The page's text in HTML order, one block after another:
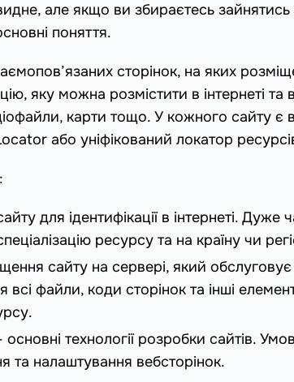
але якщо ви збираєтесь
поняття.
сторінок, на яких
яку можна розмістити в інтернеті та
карти тощо. У кожного сайту є
або уніфікований локатор
для ідентифікації в інтернеті.
ресурсу та на країну чи
сайту на сервері, який
всі файли, коди сторінок та інші
технології розробки сайтів.
та налаштування вебсторінок.